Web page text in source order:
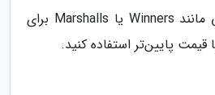
از فروشگاه‌های تخفیفی مانند Winners یا Marshalls برای
پایین‌تر استفاده کنید.